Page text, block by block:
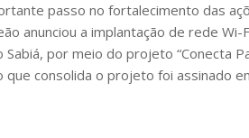
passo no fortalecimento das
anunciou a implantação de rede Wi-
por meio do projeto “Conecta
consolida o projeto foi assinado